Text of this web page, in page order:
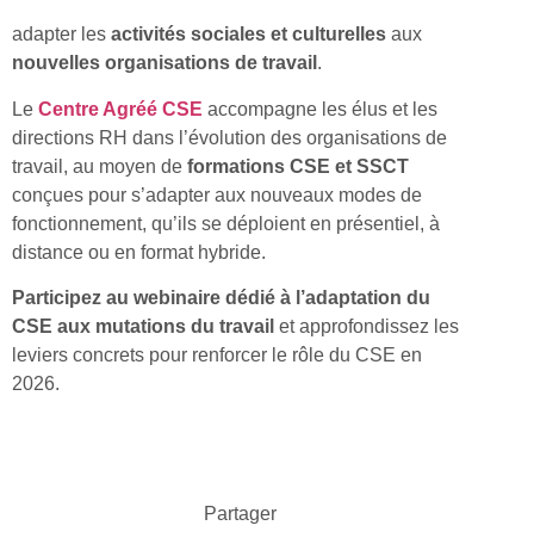
adapter les activités sociales et culturelles aux
nouvelles organisations de travail .
Le Centre Agréé CSE accompagne les élus et les
directions RH dans l’évolution des organisations de
travail, au moyen de formations CSE et SSCT
conçues pour s’adapter aux nouveaux modes de
fonctionnement, qu’ils se déploient en présentiel, à
distance ou en format hybride.
Participez au webinaire dédié à l’adaptation du
CSE aux mutations du travail et approfondissez les
leviers concrets pour renforcer le rôle du CSE en
2026.
Partager